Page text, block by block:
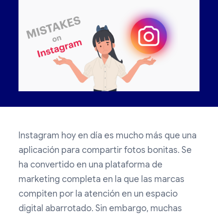
Instagram hoy en día es mucho más que una
aplicación para compartir fotos bonitas. Se
ha convertido en una plataforma de
marketing completa en la que las marcas
compiten por la atención en un espacio
digital abarrotado. Sin embargo, muchas